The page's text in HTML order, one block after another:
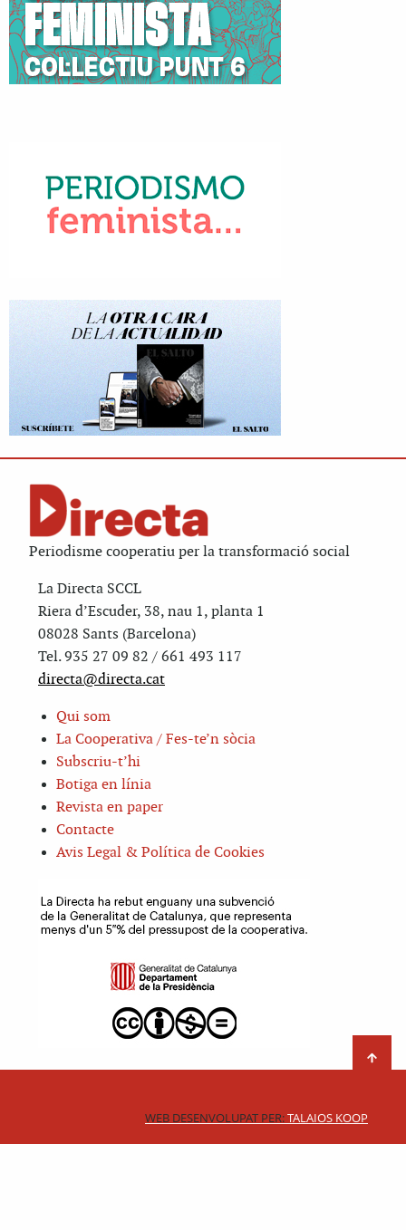
Periodisme cooperatiu per la transformació social
La Directa SCCL
Riera d’Escuder, 38, nau 1, planta 1
08028 Sants (Barcelona)
Tel. 935 27 09 82 / 661 493 117
directa@directa.cat
Qui som
La Cooperativa / Fes-te’n sòcia
Subscriu-t’hi
Botiga en línia
Revista en paper
Contacte
Avis Legal & Política de Cookies
WEB DESENVOLUPAT PER:TALAIOS KOOP